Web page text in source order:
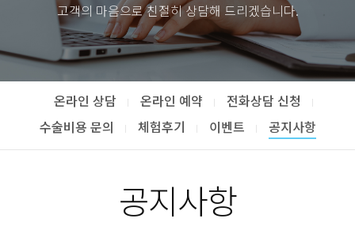
고객의 마음으로 친절히 상담해 드리겠습니다.
온라인 상담 온라인 예약
전화상담 신청
수술비용 문의
체험후기 이벤트 공지사항
공지사항